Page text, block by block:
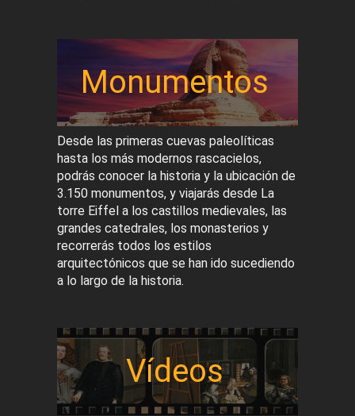
Monumentos
Desde las primeras cuevas paleolíticas
hasta los más modernos rascacielos,
podrás conocer la historia y la ubicación de
3.150 monumentos, y viajarás desde La
torre Eiffel a los castillos medievales, las
grandes catedrales, los monasterios y
recorrerás todos los estilos
arquitectónicos que se han ido sucediendo
a lo largo de la historia.
Vídeos